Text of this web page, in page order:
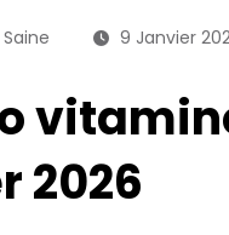
9 Janvier
2026